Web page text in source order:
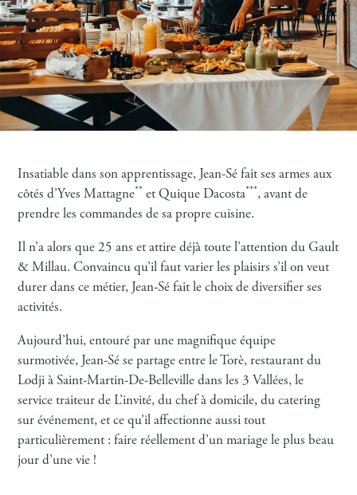
Insatiable dans son apprentissage, Jean-Sé fait ses armes aux
côtés d’Yves Mattagne** et Quique Dacosta***, avant de
prendre les commandes de sa propre cuisine.
Il n’a alors que 25 ans et attire déjà toute l’attention du Gault
& Millau. Convaincu qu’il faut varier les plaisirs s’il on veut
durer dans ce métier, Jean-Sé fait le choix de diversifier ses
activités.
Aujourd’hui, entouré par une magnifique équipe
surmotivée, Jean-Sé se partage entre le Torè, restaurant du
Lodji à Saint-Martin-De-Belleville dans les 3 Vallées, le
service traiteur de L’invité, du chef à domicile, du catering
sur événement, et ce qu’il affectionne aussi tout
particulièrement : faire réellement d’un mariage le plus beau
jour d’une vie !